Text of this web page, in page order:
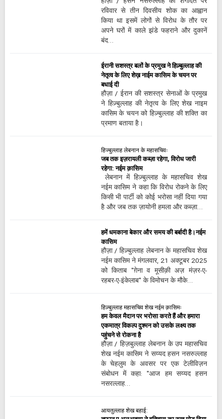
रविवार से तीन दिवसीय शोक का आह्वान
किया था इसमें लोगों से विरोध के तौर पर
अपने घरों में काले झंडे फहराने और दुकानें
बंद…
ईरानी सशस्त्र बलों के प्रमुख ने हिज़्बुल्लाह की
नेतृत्व के लिए शेख़ नाईम कासिम के चयन पर
बधाई दी
हौज़ा / ईरान की सशस्त्र सेनाओं के प्रमुख
ने हिज़्बुल्लाह की नेतृत्व के लिए शेख नाइम
कासिम के चयन को हिज़्बुल्लाह की शक्ति का
प्रमाण बताया है।
हिज्बुल्लाह लेबनान के महासचिवः
जब तक इज़रायली कब्ज़ा रहेगा, विरोध जारी
रहेगा: नईम क़ासिम
लेबनान में हिज़्बुल्लाह के महासचिव शेख
नईम कासिम ने कहा कि विरोध रोकने के लिए
किसी भी पार्टी को कोई भरोसा नहीं दिया गया
है और जब तक ज़ायोनी हमला और कब्ज़ा…
हमें धमकाना बेकार और समय की बर्बादी है।नईम
कासिम
हौज़ा / हिज़्बुल्लाह लेबनान के महासचिव शेख
नईम कासिम ने मंगलवार, 21 अक्टूबर 2025
को किताब "ग़ेना व मूसीक़ी अज़ मंज़र-ए-
रहबर-ए-इंकेलाब" के विमोचन के मौके…
हिज़्बुल्लाह महासचिव शेख नईम क़ासिमः
हम केवल मैदान पर भरोसा करते हैं और हमारा
एकमात्र विकल्प दुश्मन को उसके लक्ष्य तक
पहुंचने से रोकना है
हौज़ा / हिज़बुल्लाह लेबनान के उप महासचिव
शेख नईम कासिम ने सय्यद हसन नसरुल्लाह
के चेहलुम के अवसर पर एक टेलीविज़न
संबोधन में कहा: "आज हम सय्यद हसन
नसरल्लाह…
आयतुल्लाह शेख बहाई: